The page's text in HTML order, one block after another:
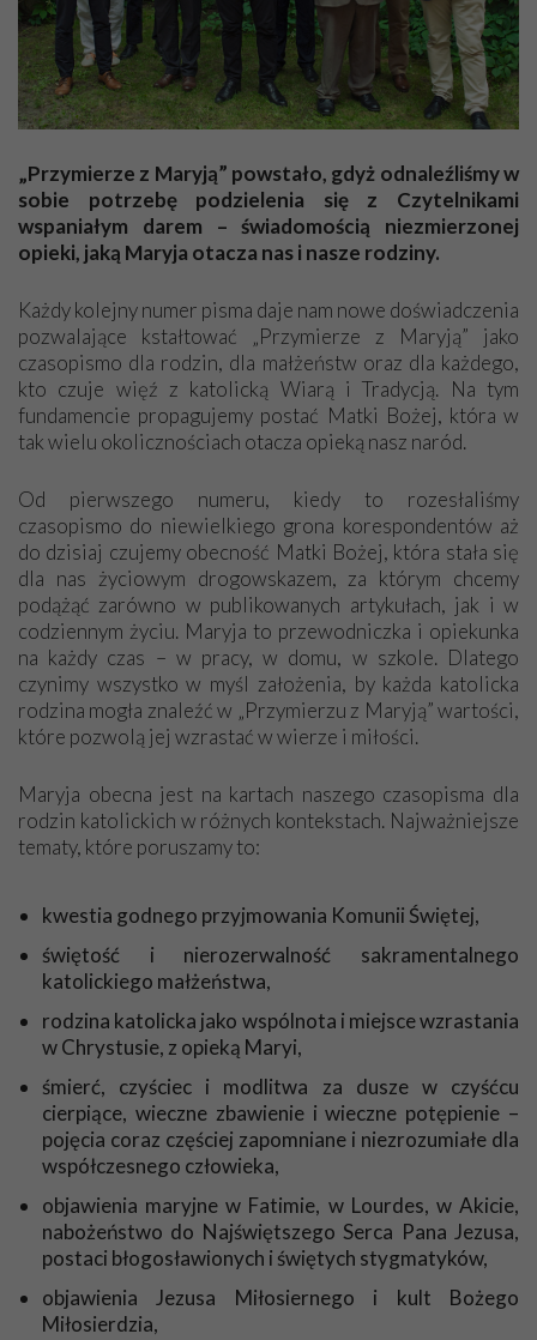
Bożych. Szczęść Wam Boże na długie lata!
Danuta z Krakowa
Szanowni Państwo!
czasopismo. Warto je prenumerować. Dużo opisujecie i dużo
się dowiadujemy, co się dzieje teraz i kiedyś – jak to było na
świecie dawno temu, w tamtych wiekach. Życzę Wam wielu
łask Bożych i siły w dalszym działaniu. Nie poddawajcie się
Bóg! Pozdrawiam Was serdecznie,
Maria
Niech będzie pochwalony Jezus Chrystus!
Dziękuję z całego serca za cudowne „Przymierze z Maryją”.
pięknych, cudownych tekstów o Maryi i Jezusie Chrystusie, a
także dużo o wierze katolickiej i o naszej kulturze. Są tam
piękne tematy i bardzo dobre dla naszego życia wiadomości.
Jestem szczęśliwa, że otrzymuję „Przymierze z Maryją”.
Dziękuję, modlę się za cały Apostolat Fatimy i za Pana
Prezesa.
Janina z Włocławka
Niech będzie pochwalony Jezus Chrystus!
Panie Sławomirze, w liście zadał mi Pan pytanie, czy jestem
dumna z otrzymywanego pisma „Przymierze z Maryją”. Jestem
dumna! A dlaczego? Bo jest to pismo jedyne w swoim rodzaju.
To ogromna wiedza. Każdy artykuł bogaty w wydarzenia,
dużo przeczytałam dobrych książek (bo lubię czytać), ale
pismo „Przymierze z Maryją” stawiam na pierwszym miejscu,
bo porusza serce, ubogaca duszę i umysł. O wielu sprawach
opisanych w artykułach wcześniej nie miałam wiedzy. Ale
teraz mając 86 lat jestem poniekąd uczennicą „Przymierza z
Maryją”. Mówi się, że człowiek uczy się do końca życia,
prawda? Bóg zapłać za tę wiedzę. Z szacunkiem chylę czoło
przed wszystkimi osobami za pracę i trud w tworzeniu pisma.
A Matka Boża, nasza Królowa, niech Was błogosławi. Przy
okazji „Bóg zapłać” za wszystko co dostaję od Stowarzyszenia
Księdza Piotra Skargi: za życzenia urodzinowe, za listy Pana
Sławomira i wszystkie pamiątki, a szczególnie za koronę Matki
Bożej Fatimskiej. Jak stawałam przed Fatimską Panią,
mówiłam w duchu: „Jesteś taka skromniutka, skromniutka
bez korony”… A teraz moja Dostojna Pani ma koronę!
Serdecznie dziękuję, bardzo się cieszę.
„Przymierze z Maryją” powstało, gdyż odnaleźliśmy w
sobie potrzebę podzielenia się z Czytelnikami
wspaniałym darem – świadomością niezmierzonej
opieki, jaką Maryja otacza nas i nasze rodziny.
Każdy kolejny numer pisma daje nam nowe doświadczenia
pozwalające kstałtować „Przymierze z Maryją” jako
czasopismo dla rodzin, dla małżeństw oraz dla każdego,
kto czuje więź z katolicką Wiarą i Tradycją. Na tym
fundamencie propagujemy postać Matki Bożej, która w
tak wielu okolicznościach otacza opieką nasz naród.
Od pierwszego numeru, kiedy to rozesłaliśmy
czasopismo do niewielkiego grona korespondentów aż
do dzisiaj czujemy obecność Matki Bożej, która stała się
dla nas życiowym drogowskazem, za którym chcemy
podążąć zarówno w publikowanych artykułach, jak i w
codziennym życiu. Maryja to przewodniczka i opiekunka
na każdy czas – w pracy, w domu, w szkole. Dlatego
czynimy wszystko w myśl założenia, by każda katolicka
rodzina mogła znaleźć w „Przymierzu z Maryją” wartości,
które pozwolą jej wzrastać w wierze i miłości.
Maryja obecna jest na kartach naszego czasopisma dla
rodzin katolickich w różnych kontekstach. Najważniejsze
tematy, które poruszamy to:
kwestia godnego przyjmowania Komunii Świętej,
świętość i nierozerwalność sakramentalnego
katolickiego małżeństwa,
rodzina katolicka jako wspólnota i miejsce wzrastania
w Chrystusie, z opieką Maryi,
śmierć, czyściec i modlitwa za dusze w czyśćcu
cierpiące, wieczne zbawienie i wieczne potępienie –
pojęcia coraz częściej zapomniane i niezrozumiałe dla
współczesnego człowieka,
objawienia maryjne w Fatimie, w Lourdes, w Akicie,
nabożeństwo do Najświętszego Serca Pana Jezusa,
postaci błogosławionych i świętych stygmatyków,
objawienia Jezusa Miłosiernego i kult Bożego
Miłosierdzia,